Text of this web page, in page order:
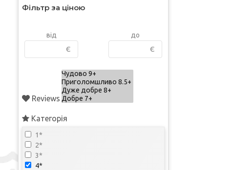
Фільтр за ціною
від
Є
до
Є
Reviews
Категорія
1*
2*
3*
4*